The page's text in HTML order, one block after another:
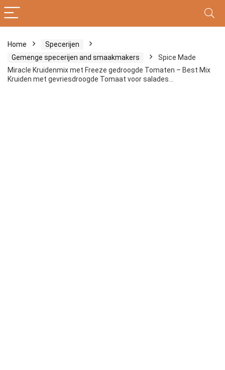
Home
Specerijen
Gemenge specerijen and smaakmakers
Spice Made
Miracle Kruidenmix met Freeze gedroogde Tomaten – Best Mix
Kruiden met gevriesdroogde Tomaat voor salades…